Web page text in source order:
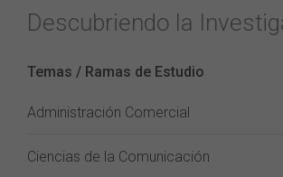
Descubriendo la
Temas / Ramas de Estudio
Administración Comercial
Ciencias de la Comunicación